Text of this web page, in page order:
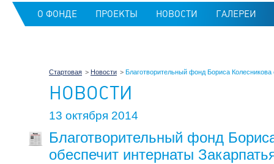
О ФОНДЕ ПРОЕКТЫ НОВОСТИ ГАЛЕРЕИ
Стартовая Новости Благотворительный фонд Бориса
НОВОСТИ
13 октября 2014
Благотворительный фонд
обеспечит интернаты